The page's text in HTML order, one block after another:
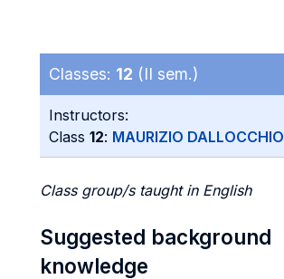
Classes: 12 (II sem.)
Instructors:
Class 12: MAURIZIO DALLOCCHIO
Class group/s taught in English
Suggested background
knowledge